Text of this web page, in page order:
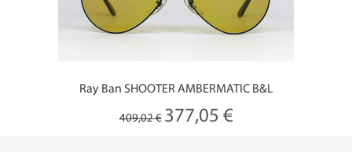
Ray Ban SHOOTER AMBERMATIC B&L
409,02 € 377,05 €